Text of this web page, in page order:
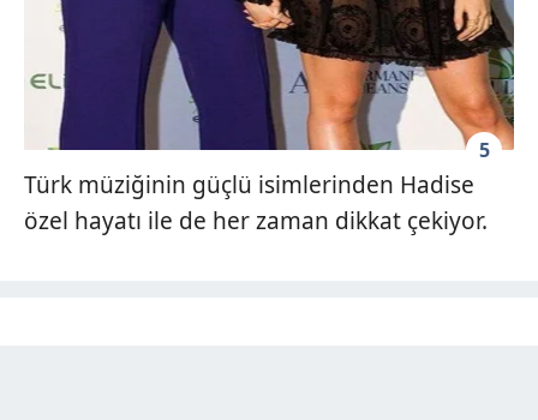
5
Türk müziğinin güçlü isimlerinden Hadise
özel hayatı ile de her zaman dikkat çekiyor.